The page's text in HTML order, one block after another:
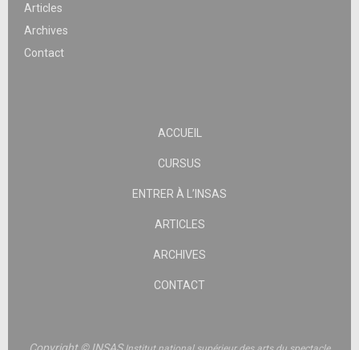
Articles
Archives
Contact
ACCUEIL
CURSUS
ENTRER À L’INSAS
ARTICLES
ARCHIVES
CONTACT
Copyright © INSAS